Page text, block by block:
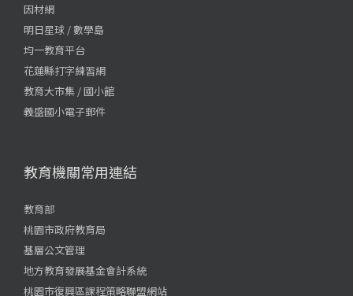
因材網
明日星球 / 數學島
均一教育平台
花蓮縣打字練習網
教育大市集 / 國小館
義盛國小電子郵件
教育機關常用連結
教育部
桃園市政府教育局
基層公文管理
地方教育發展基金會計系統
桃園市復興區課程策略聯盟網站